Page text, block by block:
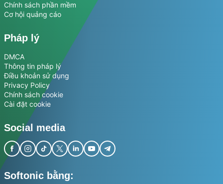
Chính sách phần mềm
Cơ hội quảng cáo
Pháp lý
DMCA
Thông tin pháp lý
Điều khoản sử dụng
Privacy Policy
Chính sách cookie
Cài đặt cookie
Social media
Softonic bằng: